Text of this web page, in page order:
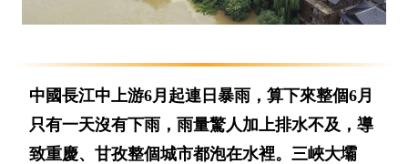
中國長江中上游6月起連日暴雨，算下來整個6月
只有一天沒有下雨，雨量驚人加上排水不及，導
致重慶、甘孜整個城市都泡在水裡。三峽大壩